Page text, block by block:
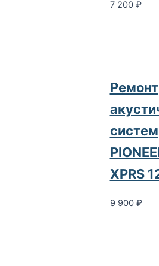
7 200 ₽
Pемонт
систем
XPRS
9 900 ₽